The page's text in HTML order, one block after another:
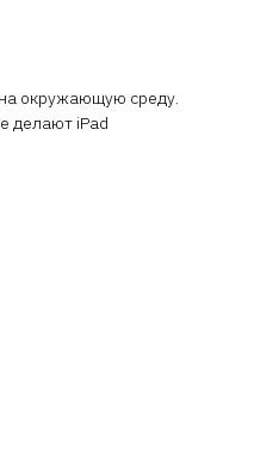
окружающую среду.
делают iPad